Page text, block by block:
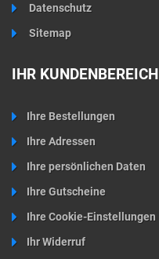
Datenschutz
Sitemap
IHR KUNDENBEREICH
Ihre Bestellungen
Ihre Adressen
Ihre persönlichen Daten
Ihre Gutscheine
Ihre Cookie-Einstellungen
Ihr Widerruf